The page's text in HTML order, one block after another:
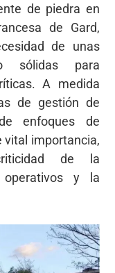
de piedra en
de Gard,
de unas
sólidas para
A medida
de gestión de
enfoques de
vital importancia,
de la
operativos y la